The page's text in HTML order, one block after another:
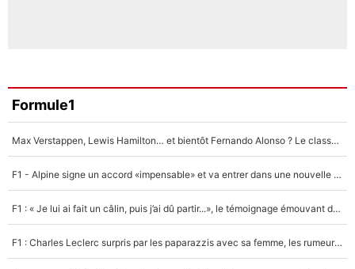
Formule1
Max Verstappen, Lewis Hamilton… et bientôt Fernando Alonso ? Le classement des pilotes les mieux payés en Formule 1 risque de changer !
F1 - Alpine signe un accord «impensable» et va entrer dans une nouvelle dimension : Grande nouvelle pour Pierre Gasly !
F1 : « Je lui ai fait un câlin, puis j’ai dû partir...», le témoignage émouvant de Max Verstappen sur sa fille
F1 : Charles Leclerc surpris par les paparazzis avec sa femme, les rumeurs étaient vraies !